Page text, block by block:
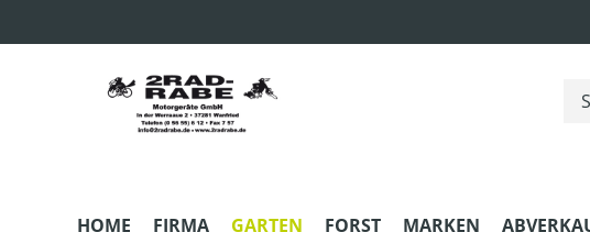
HOME FIRMA GARTEN FORST MARKEN